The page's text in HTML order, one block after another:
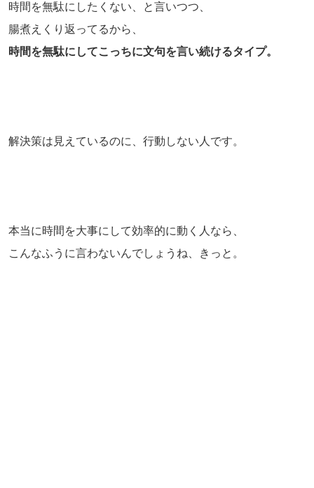
時間を無駄にしたくない、と言いつつ、
腸煮えくり返ってるから、
時間を無駄にしてこっちに文句を言い続けるタイプ。
解決策は見えているのに、行動しない人です。
本当に時間を大事にして効率的に動く人なら、
こんなふうに言わないんでしょうね、きっと。